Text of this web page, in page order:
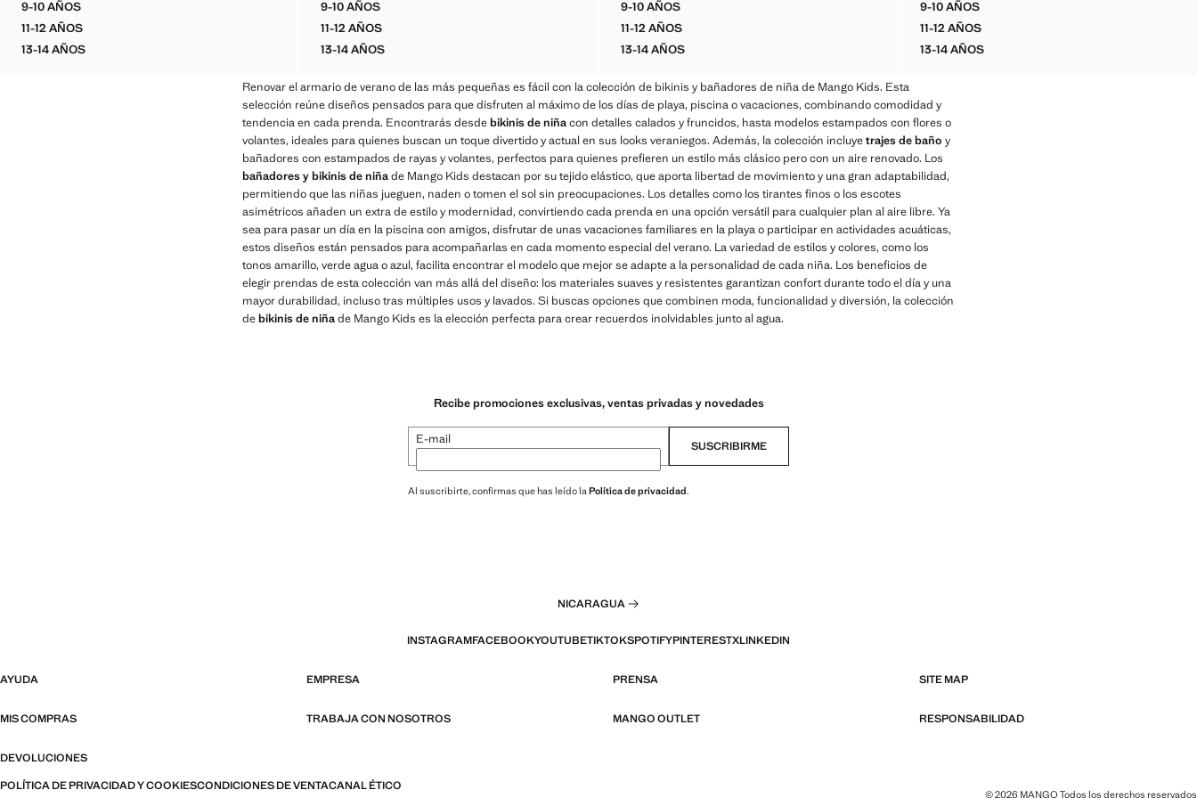
9-10 AÑOSBIKINI TEXTURA RAYAS
11-12 AÑOSBIKINI TEXTURA RAYAS
13-14 AÑOSBIKINI TEXTURA RAYAS
9-10 AÑOSBIKINI TEXTURA RIBETES
11-12 AÑOSBIKINI TEXTURA RIBETES
13-14 AÑOSBIKINI TEXTURA RIBETES
9-10 AÑOSBIKINI TEXTURA RAYAS
11-12 AÑOSBIKINI TEXTURA RAYAS
13-14 AÑOSBIKINI TEXTURA RAYAS
9-10 AÑOSBAÑADOR ASIMÉTRICO DETALLES EN
11-12 AÑOSBAÑADOR ASIMÉTRICO DETALLES EN
13-14 AÑOSBAÑADOR ASIMÉTRICO DETALLES EN
Renovar el armario de verano de las más pequeñas es fácil con la colección de bikinis y bañadores de niña de Mango Kids. Esta
selección reúne diseños pensados para que disfruten al máximo de los días de playa, piscina o vacaciones, combinando comodidad y
tendencia en cada prenda. Encontrarás desdebikinis de niñacon detalles calados y fruncidos, hasta modelos estampados con flores o
volantes, ideales para quienes buscan un toque divertido y actual en sus looks veraniegos. Además, la colección incluyetrajes de baño y
bañadores con estampados de rayas y volantes, perfectos para quienes prefieren un estilo más clásico pero con un aire renovado. Los
bañadores y bikinis de niñade Mango Kids destacan por su tejido elástico, que aporta libertad de movimiento y una gran adaptabilidad,
permitiendo que las niñas jueguen, naden o tomen el sol sin preocupaciones. Los detalles como los tirantes finos o los escotes
asimétricos añaden un extra de estilo y modernidad, convirtiendo cada prenda en una opción versátil para cualquier plan al aire libre. Ya
sea para pasar un día en la piscina con amigos, disfrutar de unas vacaciones familiares en la playa o participar en actividades acuáticas,
estos diseños están pensados para acompañarlas en cada momento especial del verano. La variedad de estilos y colores, como los
tonos amarillo, verde agua o azul, facilita encontrar el modelo que mejor se adapte a la personalidad de cada niña. Los beneficios de
elegir prendas de esta colección van más allá del diseño: los materiales suaves y resistentes garantizan confort durante todo el día y una
mayor durabilidad, incluso tras múltiples usos y lavados. Si buscas opciones que combinen moda, funcionalidad y diversión, la colección
debikinis de niñade Mango Kids es la elección perfecta para crear recuerdos inolvidables junto al agua.
Recibe promociones exclusivas, ventas privadas y novedades
E-mail SUSCRIBIRME
Al suscribirte, confirmas que has leído la Política de privacidad.
NICARAGUA
INSTAGRAMFACEBOOKYOUTUBETIKTOKSPOTIFYPINTERESTXLINKEDIN
AYUDA EMPRESA PRENSA SITE MAP
MIS COMPRAS TRABAJA CON NOSOTROS MANGO OUTLET RESPONSABILIDAD
DEVOLUCIONES
POLÍTICA DE PRIVACIDAD Y COOKIESCONDICIONES DE VENTACANAL ÉTICO
© 2026 MANGO Todos los derechos reservados